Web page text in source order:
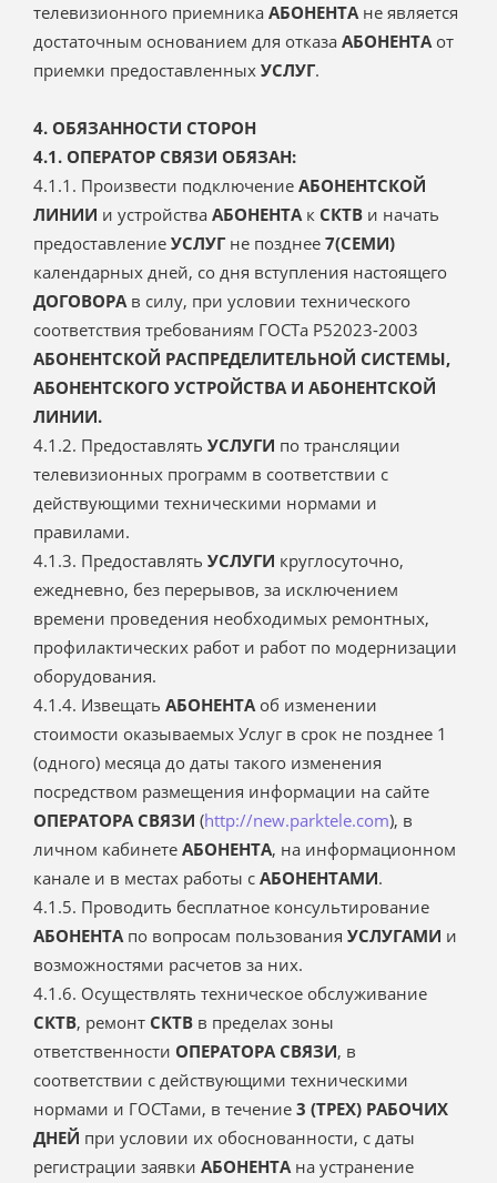
телевизионного приемника АБОНЕНТАне является
достаточным основанием для отказа АБОНЕНТАот
приемки предоставленных УСЛУГ.
4. ОБЯЗАННОСТИ СТОРОН
4.1. ОПЕРАТОР СВЯЗИ ОБЯЗАН:
4.1.1. Произвести подключение АБОНЕНТСКОЙ
ЛИНИИ и устройства АБОНЕНТАк СКТВ и начать
предоставление УСЛУГ не позднее 7(СЕМИ)
календарных дней, со дня вступления настоящего
ДОГОВОРАв силу, при условии технического
соответствия требованиям ГОСТа Р52023-2003
АБОНЕНТСКОЙ РАСПРЕДЕЛИТЕЛЬНОЙ СИСТЕМЫ,
АБОНЕНТСКОГО УСТРОЙСТВА И АБОНЕНТСКОЙ
ЛИНИИ.
4.1.2. Предоставлять УСЛУГИ по трансляции
телевизионных программ в соответствии с
действующими техническими нормами и
правилами.
4.1.3. Предоставлять УСЛУГИ круглосуточно,
ежедневно, без перерывов, за исключением
времени проведения необходимых ремонтных,
профилактических работ и работ по модернизации
оборудования.
4.1.4. Извещать АБОНЕНТАоб изменении
стоимости оказываемых Услуг в срок не позднее 1
(одного) месяца до даты такого изменения
посредством размещения информации на сайте
ОПЕРАТОРА СВЯЗИ (http://new.parktele.com), в
личном кабинете АБОНЕНТА, на информационном
канале и в местах работы с АБОНЕНТАМИ.
4.1.5. Проводить бесплатное консультирование
АБОНЕНТАпо вопросам пользования УСЛУГАМИ и
возможностями расчетов за них.
4.1.6. Осуществлять техническое обслуживание
СКТВ, ремонт СКТВ в пределах зоны
ответственности ОПЕРАТОРА СВЯЗИ, в
соответствии с действующими техническими
нормами и ГОСТами, в течение 3 (ТРЕХ) РАБОЧИХ
ДНЕЙ при условии их обоснованности, с даты
регистрации заявки АБОНЕНТАна устранение